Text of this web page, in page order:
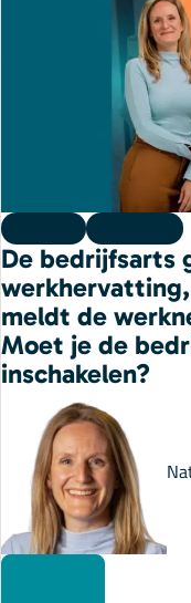
De bedrijfsarts
meldt de
Moet je de
inschakelen?